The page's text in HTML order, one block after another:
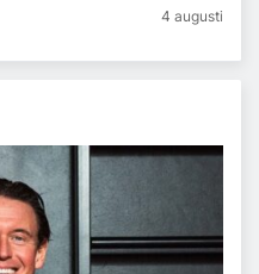
4 augusti